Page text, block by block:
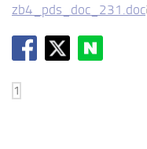
zb4_pds_doc_231.doc